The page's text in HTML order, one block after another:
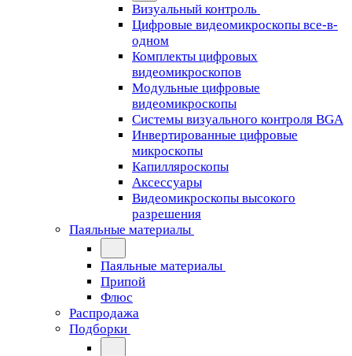
Визуальный контроль
Цифровые видеомикроскопы все-в-
одном
Комплекты цифровых
видеомикроскопов
Модульные цифровые
видеомикроскопы
Cистемы визуального контроля BGA
Инвертированные цифровые
микроскопы
Капилляроскопы
Аксессуары
Видеомикроскопы высокого
разрешения
Паяльные материалы
Паяльные материалы
Припой
Флюс
Распродажа
Подборки